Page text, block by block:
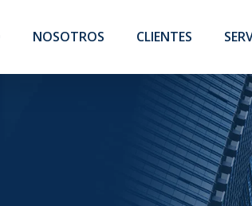
NOSOTROS CLIENTES